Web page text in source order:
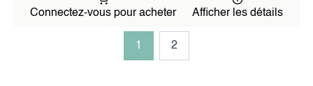
Connectez-vous pour acheter Afficher les détails
1 2